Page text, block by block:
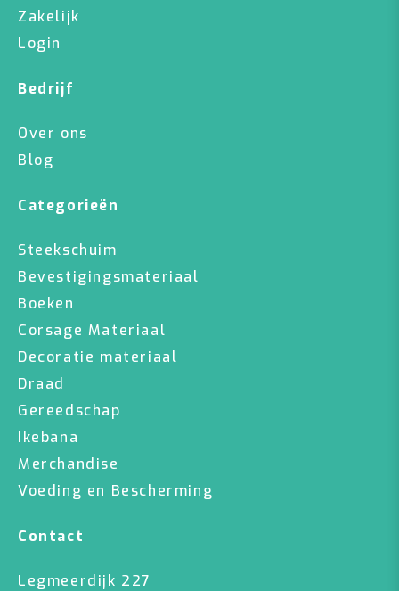
Zakelijk
Login
Bedrijf
Over ons
Blog
Categorieën
Steekschuim
Bevestigingsmateriaal
Boeken
Corsage Materiaal
Decoratie materiaal
Draad
Gereedschap
Ikebana
Merchandise
Voeding en Bescherming
Contact
Legmeerdijk 227